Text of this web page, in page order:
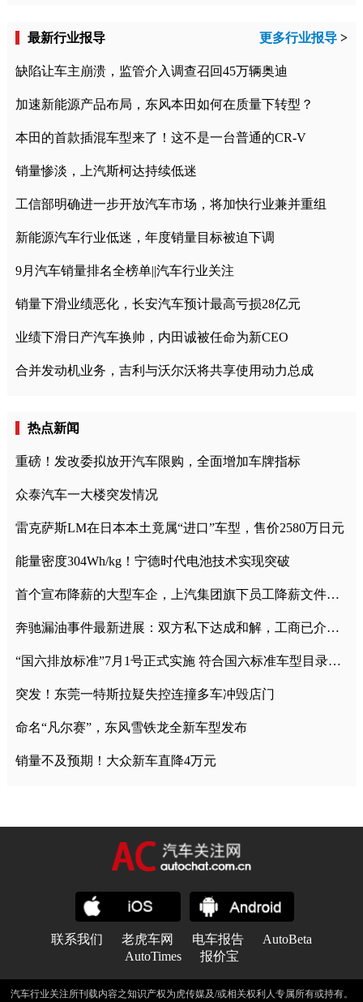
最新行业报导 更多行业报导 >
缺陷让车主崩溃，监管介入调查召回45万辆奥迪
加速新能源产品布局，东风本田如何在质量下转型？
本田的首款插混车型来了！这不是一台普通的CR-V
销量惨淡，上汽斯柯达持续低迷
工信部明确进一步开放汽车市场，将加快行业兼并重组
新能源汽车行业低迷，年度销量目标被迫下调
9月汽车销量排名全榜单||汽车行业关注
销量下滑业绩恶化，长安汽车预计最高亏损28亿元
业绩下滑日产汽车换帅，内田诚被任命为新CEO
合并发动机业务，吉利与沃尔沃将共享使用动力总成
热点新闻
重磅！发改委拟放开汽车限购，全面增加车牌指标
众泰汽车一大楼突发情况
雷克萨斯LM在日本本土竟属“进口”车型，售价2580万日元
能量密度304Wh/kg！宁德时代电池技术实现突破
首个宣布降薪的大型车企，上汽集团旗下员工降薪文件曝光
奔驰漏油事件最新进展：双方私下达成和解，工商已介入调查
“国六排放标准”7月1号正式实施 符合国六标准车型目录一览
突发！东莞一特斯拉疑失控连撞多车冲毁店门
命名“凡尔赛”，东风雪铁龙全新车型发布
销量不及预期！大众新车直降4万元
联系我们 老虎车网 电车报告
AutoBeta
AutoTimes
报价宝
汽车行业关注所刊载内容之知识产权为虎传媒及/或相关权利人专属所有或持有。